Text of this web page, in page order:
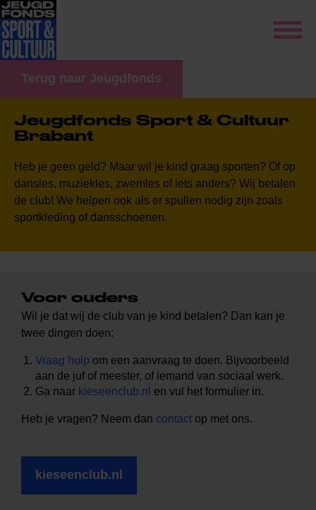
Terug naar Jeugdfonds
Jeugdfonds Sport & Cultuur
Brabant
Heb je geen geld? Maar wil je kind graag sporten? Of op
dansles, muziekles, zwemles of iets anders? Wij betalen
de club! We helpen ook als er spullen nodig zijn zoals
sportkleding of dansschoenen.
Voor ouders
Wil je dat wij de club van je kind betalen? Dan kan je
twee dingen doen:
Vraag hulp om een aanvraag te doen. Bijvoorbeeld
aan de juf of meester, of iemand van sociaal werk.
Ga naar kieseenclub.nl en vul het formulier in.
Heb je vragen? Neem dan contact op met ons.
kieseenclub.nl